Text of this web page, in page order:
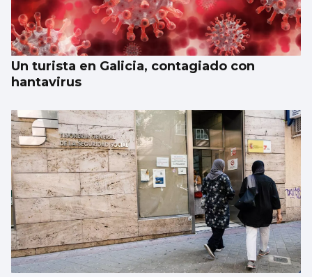
Un turista en Galicia, contagiado con
hantavirus